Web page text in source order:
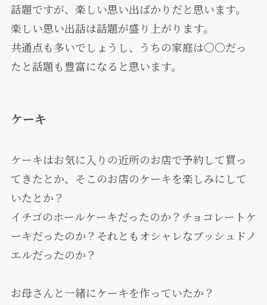
話題ですが、楽しい思い出ばかりだと思います。
楽しい思い出話は話題が盛り上がります。
共通点も多いでしょうし、うちの家庭は〇〇だっ
たと話題も豊富になると思います。
ケーキ
ケーキはお気に入りの近所のお店で予約して買っ
てきたとか、そこのお店のケーキを楽しみにして
いたとか？
イチゴのホールケーキだったのか？チョコレートケ
ーキだったのか？それともオシャレなブッシュドノ
エルだったのか？
お母さんと一緒にケーキを作っていたか？